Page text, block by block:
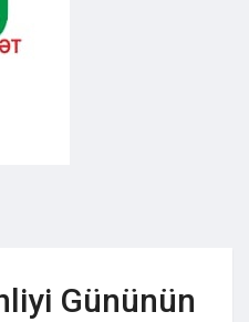
Gününün